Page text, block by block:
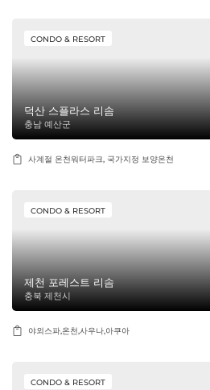
CONDO & RESORT
덕산 스플라스 리솜
충남 예산군
사계절 온천워터파크, 국가지정 보양온천
CONDO & RESORT
제천 포레스트 리솜
충북 제천시
야외스파,온천,사우나,아쿠아
CONDO & RESORT